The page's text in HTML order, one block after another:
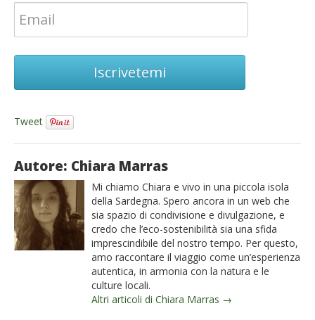
Iscrivetemi
Tweet
Autore: Chiara Marras
Mi chiamo Chiara e vivo in una piccola isola
della Sardegna. Spero ancora in un web che
sia spazio di condivisione e divulgazione, e
credo che l’eco-sostenibilità sia una sfida
imprescindibile del nostro tempo. Per questo,
amo raccontare il viaggio come un’esperienza
autentica, in armonia con la natura e le
culture locali.
Altri articoli di Chiara Marras →